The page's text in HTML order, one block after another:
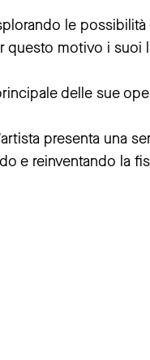
le
motivo i suoi
delle sue
presenta una
e reinventando la